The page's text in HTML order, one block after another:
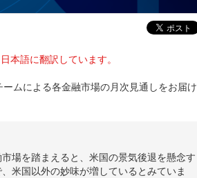
本語に翻訳しています。
ムによる各金融市場の月次見通しをお届
場を踏まえると、米国の景気後退を懸念す
米国以外の妙味が増しているとみていま